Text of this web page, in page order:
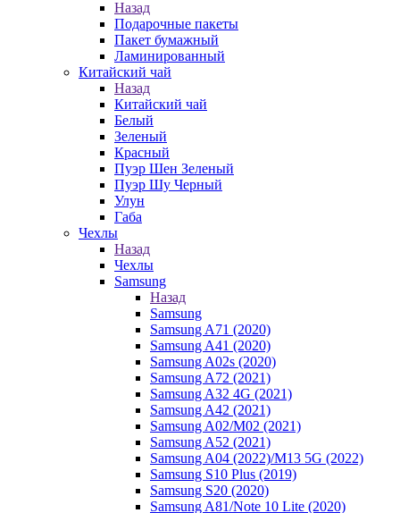
Назад
Подарочные пакеты
Пакет бумажный
Ламинированный
Китайский чай
Назад
Китайский чай
Белый
Зеленый
Красный
Пуэр Шен Зеленый
Пуэр Шу Черный
Улун
Габа
Чехлы
Назад
Чехлы
Samsung
Назад
Samsung
Samsung A71 (2020)
Samsung A41 (2020)
Samsung A02s (2020)
Samsung A72 (2021)
Samsung A32 4G (2021)
Samsung A42 (2021)
Samsung A02/M02 (2021)
Samsung A52 (2021)
Samsung A04 (2022)/M13 5G (2022)
Samsung S10 Plus (2019)
Samsung S20 (2020)
Samsung A81/Note 10 Lite (2020)